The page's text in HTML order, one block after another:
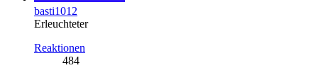
basti1012
Erleuchteter
Reaktionen
484